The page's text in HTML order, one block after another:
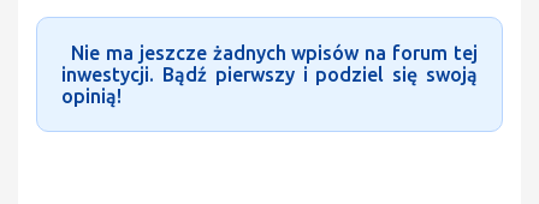
Nie ma jeszcze żadnych wpisów na forum tej
inwestycji. Bądź pierwszy i podziel się swoją
opinią!